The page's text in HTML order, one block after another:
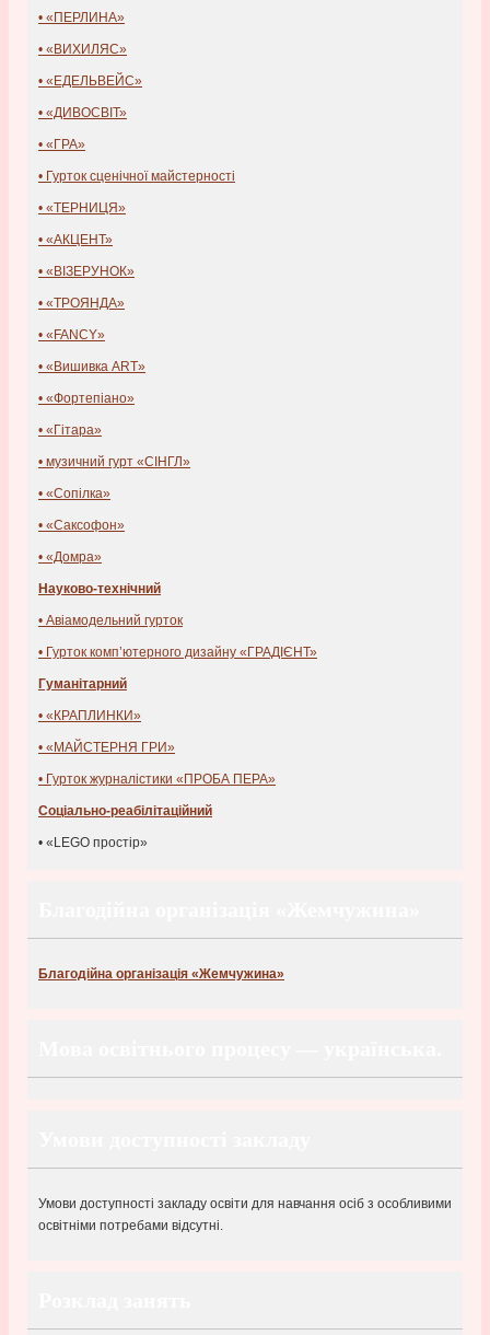
• «ПЕРЛИНА»
• «ВИХИЛЯС»
• «ЕДЕЛЬВЕЙС»
• «ДИВОСВІТ»
• «ГРА»
• Гурток сценічної майстерності
• «ТЕРНИЦЯ»
• «АКЦЕНТ»
• «ВІЗЕРУНОК»
• «ТРОЯНДА»
• «FANCY»
• «Вишивка ART»
• «Фортепіано»
• «Гітара»
• музичний гурт «СІНГЛ»
• «Сопілка»
• «Саксофон»
• «Домра»
Науково-технічний
• Авіамодельний гурток
• Гурток комп’ютерного дизайну «ГРАДІЄНТ»
Гуманітарний
• «КРАПЛИНКИ»
• «МАЙСТЕРНЯ ГРИ»
• Гурток журналістики «ПРОБА ПЕРА»
Соціально-реабілітаційний
• «LEGO простір»
Благодійна організація «Жемчужина»
Умови доступності закладу освіти для навчання осіб з особливими
освітніми потребами відсутні.